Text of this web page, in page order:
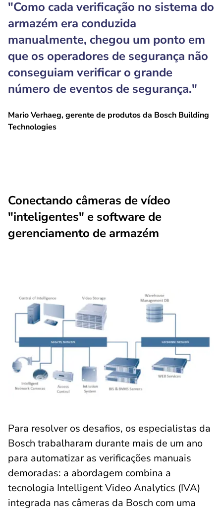
"Como cada verificação no sistema do
armazém era conduzida
manualmente, chegou um ponto em
que os operadores de segurança não
conseguiam verificar o grande
número de eventos de segurança."
Mario Verhaeg, gerente de produtos da Bosch Building
Technologies
Conectando câmeras de vídeo
"inteligentes" e software de
gerenciamento de armazém
Para resolver os desafios, os especialistas da
Bosch trabalharam durante mais de um ano
para automatizar as verificações manuais
demoradas: a abordagem combina a
tecnologia Intelligent Video Analytics (IVA)
integrada nas câmeras da Bosch com uma